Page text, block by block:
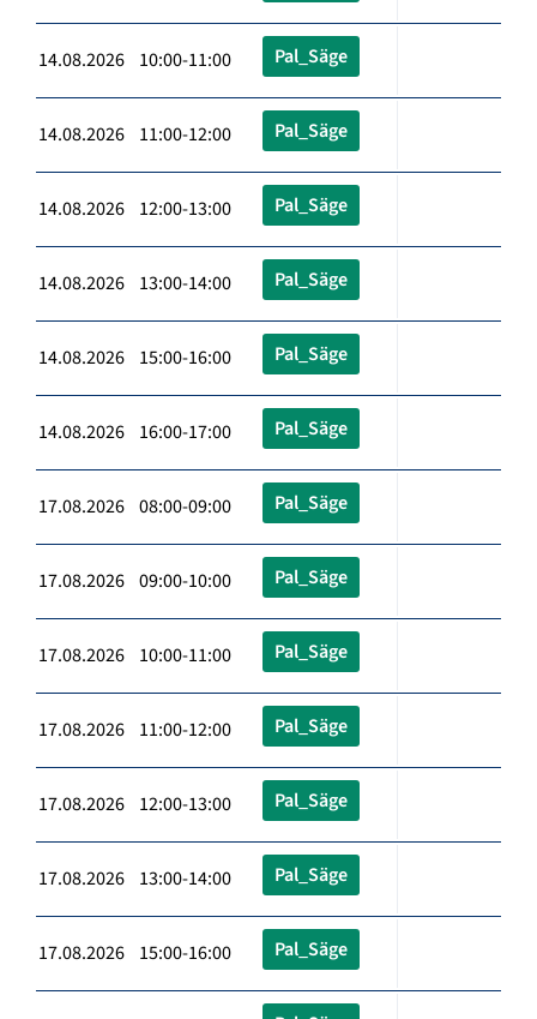
14.08.2026 10:00-11:00 Pal_Säge
14.08.2026 11:00-12:00 Pal_Säge
14.08.2026 12:00-13:00 Pal_Säge
14.08.2026 13:00-14:00 Pal_Säge
14.08.2026 15:00-16:00 Pal_Säge
14.08.2026 16:00-17:00 Pal_Säge
17.08.2026 08:00-09:00 Pal_Säge
17.08.2026 09:00-10:00 Pal_Säge
17.08.2026 10:00-11:00 Pal_Säge
17.08.2026 11:00-12:00 Pal_Säge
17.08.2026 12:00-13:00 Pal_Säge
17.08.2026 13:00-14:00 Pal_Säge
17.08.2026 15:00-16:00 Pal_Säge